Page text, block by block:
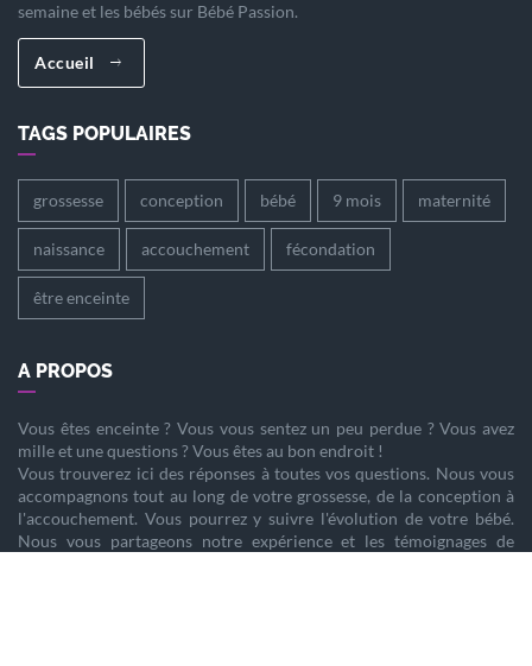
semaine et les bébés sur Bébé Passion.
Accueil
TAGS POPULAIRES
grossesse conception bébé 9 mois maternité
naissance accouchement fécondation
être enceinte
A PROPOS
Vous êtes enceinte? Vous vous sentez un peu perdue ? Vous avez
mille et une questions ? Vous êtes au bon endroit !
Vous trouverez ici des réponses à toutes vos questions. Nous vous
accompagnons tout au long de votre grossesse, de la conception à
l'accouchement. Vous pourrez y suivre l'évolution de votre bébé.
Nous vous partageons notre expérience et les témoignages de